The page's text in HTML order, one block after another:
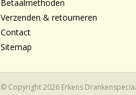
Betaalmethoden
Verzenden & retourneren
Contact
Sitemap
© Copyright 2026 Erkens